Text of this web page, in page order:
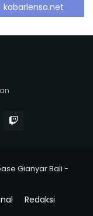
kabarlensa.net
Gianyar Bali -
Redaksi